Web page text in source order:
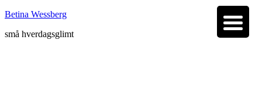
Betina Wessberg
små hverdagsglimt